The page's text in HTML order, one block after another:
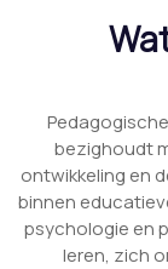
bezighoudt
ontwikkeling en
binnen
psychologie en
leren, zich